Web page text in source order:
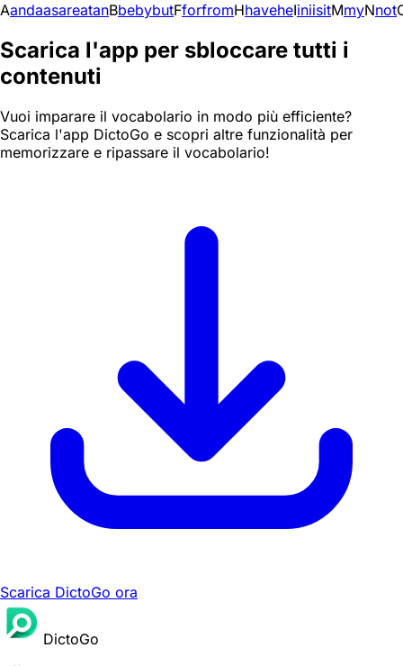
AandaasareatanBbebybutFforfromHhaveheIiniisitMmyNnot
Scarica l'app per sbloccare tutti i
contenuti
Vuoi imparare il vocabolario in modo più efficiente?
Scarica l'app DictoGo e scopri altre funzionalità per
memorizzare e ripassare il vocabolario!
Scarica DictoGo ora
DictoGo